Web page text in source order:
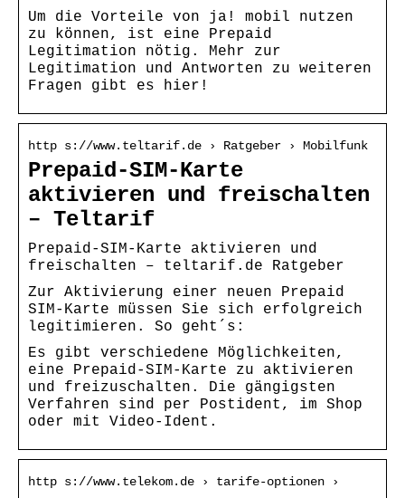
Um die Vorteile von ja! mobil nutzen
zu können, ist eine Prepaid
Legitimation nötig. Mehr zur
Legitimation und Antworten zu weiteren
Fragen gibt es hier!
http s://www.teltarif.de › Ratgeber › Mobilfunk
Prepaid-SIM-Karte
aktivieren und freischalten
– Teltarif
Prepaid-SIM-Karte aktivieren und
freischalten – teltarif.de Ratgeber
Zur Aktivierung einer neuen Prepaid
SIM-Karte müssen Sie sich erfolgreich
legitimieren. So geht´s:
Es gibt verschiedene Möglichkeiten,
eine Prepaid-SIM-Karte zu aktivieren
und freizuschalten. Die gängigsten
Verfahren sind per Postident, im Shop
oder mit Video-Ident.
http s://www.telekom.de › tarife-optionen ›